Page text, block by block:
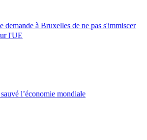
à Bruxelles de ne pas s'immiscer
l'UE
l’économie mondiale